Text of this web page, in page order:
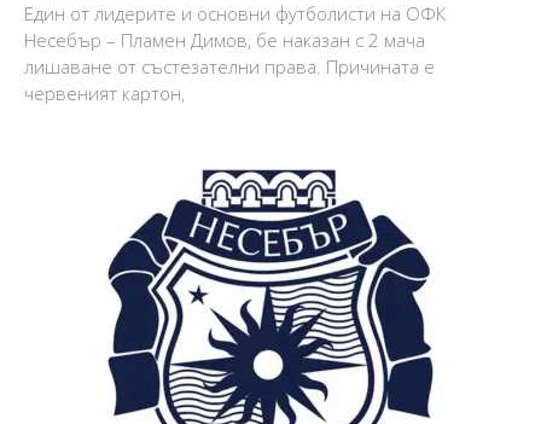
Един от лидерите и основни футболисти на ОФК
Несебър – Пламен Димов, бе наказан с 2 мача
лишаване от състезателни права. Причината е
червеният картон,